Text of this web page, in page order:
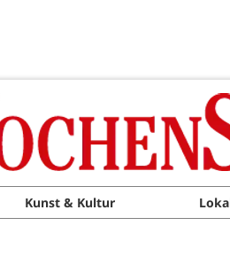
Kunst & Kultur